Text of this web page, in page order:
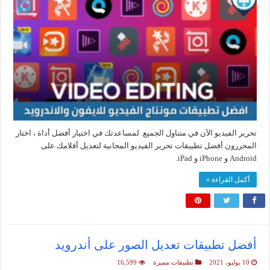
تحرير الفيديو الآن في متناول الجميع. لمساعدتك في اختيار أفضل أداة ، اختار
المحررون أفضل تطبيقات تحرير الفيديو المجانية لتعديل أفلامك على
Android و iPhone و iPad.
أكمل القراءة »
أفضل تطبيقات تعديل الصور على أندرويد
10 يوليو، 2021 تطبيقات مميزة 16,599